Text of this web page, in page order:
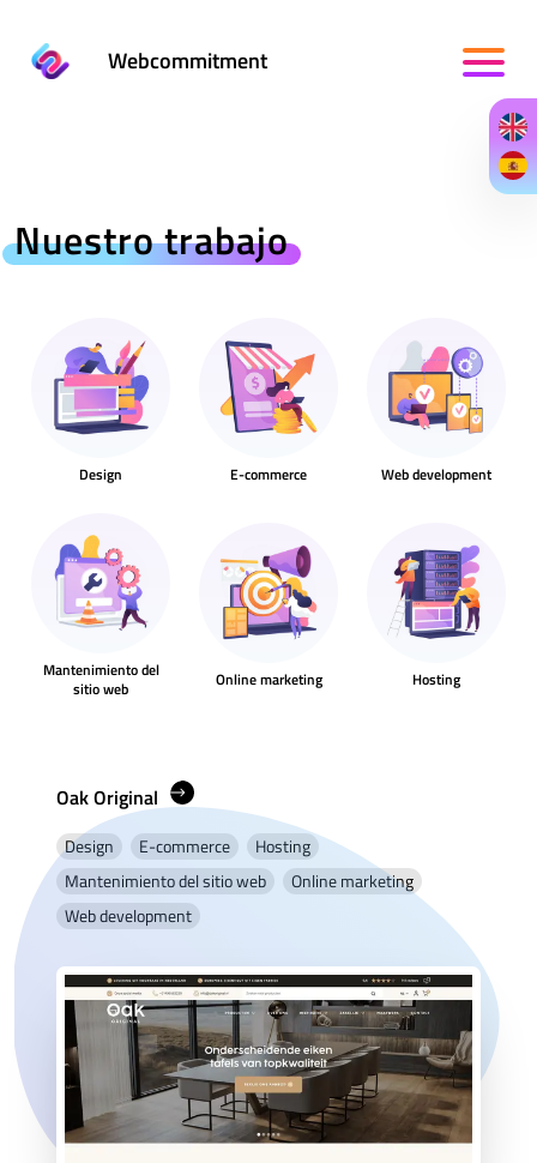
Webcommitment
Nuestro trabajo
Design E-commerce Web development
Mantenimiento del
sitio web
Online marketing Hosting
Oak Original
Design E-commerce
Hosting
Mantenimiento del sitio web
Online marketing
Web development